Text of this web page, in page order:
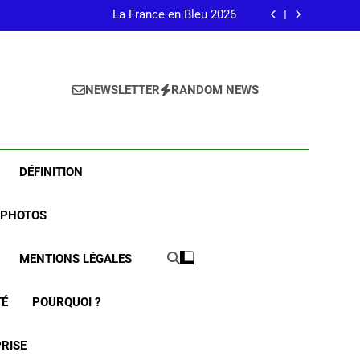
en famille pour comprendre la fibromyalgie.
La France en Bleu 2026
de l’Assemblée Nationale pour nos
famille pour comprendre la fibromyalgie.
de l’Assemblée Nationale pour nos
actions ! merci, Madame la Députée.
NEWSLETTER RANDOM NEWS
DÉFINITION
MENTIONS LÉGALES
POURQUOI ?